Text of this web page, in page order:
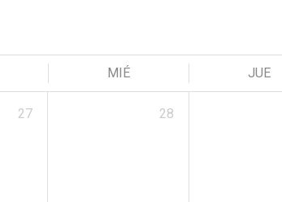
MIÉ JUE
27 28